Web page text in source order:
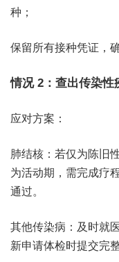
种；
保留所有接种凭证，
情况 2：查出传染性
应对方案：
肺结核：若仅为陈旧
为活动期，需完成疗
通过。
其他传染病：及时就
新申请体检时提交完